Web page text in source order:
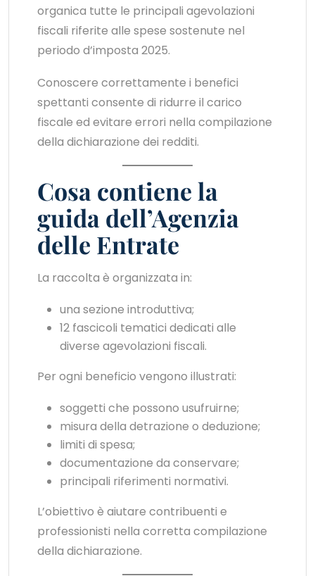
organica tutte le principali agevolazioni
fiscali riferite alle spese sostenute nel
periodo d’imposta 2025.
Conoscere correttamente i benefici
spettanti consente di ridurre il carico
fiscale ed evitare errori nella compilazione
della dichiarazione dei redditi.
Cosa contiene la
guida dell’Agenzia
delle Entrate
La raccolta è organizzata in:
una sezione introduttiva;
12 fascicoli tematici dedicati alle
diverse agevolazioni fiscali.
Per ogni beneficio vengono illustrati:
soggetti che possono usufruirne;
misura della detrazione o deduzione;
limiti di spesa;
documentazione da conservare;
principali riferimenti normativi.
L’obiettivo è aiutare contribuenti e
professionisti nella corretta compilazione
della dichiarazione.